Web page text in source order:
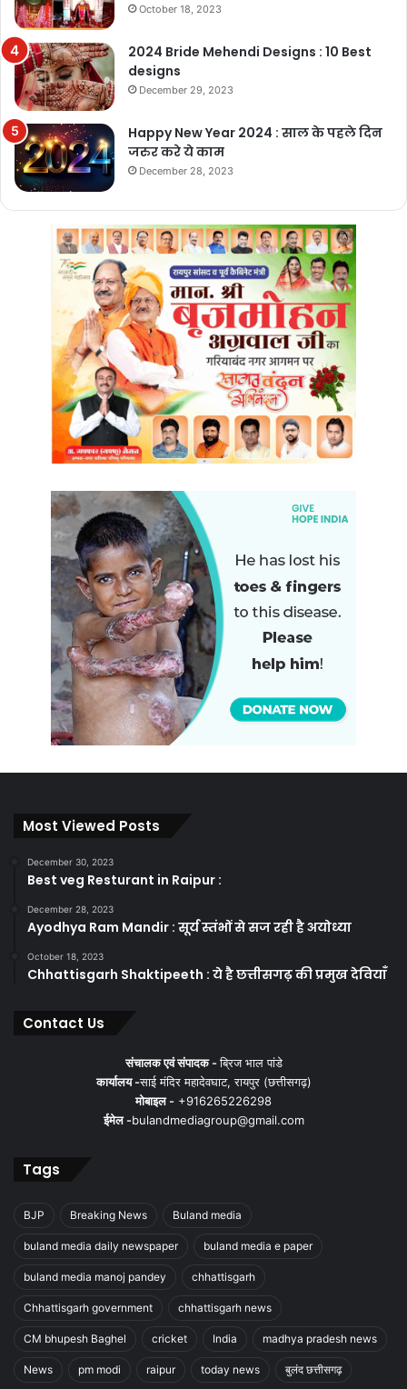
October 18, 2023
2024 Bride Mehendi Designs : 10 Best
designs
December 29, 2023
Happy New Year 2024 : साल के पहले दिन
जरुर करे ये काम
December 28, 2023
Most Viewed Posts
December 30, 2023
Best veg Resturant in Raipur :
December 28, 2023
Ayodhya Ram Mandir : सूर्य स्तंभों से सज रही है अयोध्या
October 18, 2023
Chhattisgarh Shaktipeeth : ये है छत्तीसगढ़ की प्रमुख देवियाँ
Contact Us
संचालक एवं संपादक -ब्रिज भाल पांडे
कार्यालय -साई मंदिर महादेवघाट, रायपुर (छत्तीसगढ़)
मोबाइल - +916265226298
ईमेल -bulandmediagroup@gmail.com
Tags
BJP Breaking News Buland media
buland media daily newspaper buland media e paper
buland media manoj pandey chhattisgarh
Chhattisgarh government chhattisgarh news
CM bhupesh Baghel cricket India madhya pradesh news
News pm modi raipur today news बुलंद छत्तीसगढ़